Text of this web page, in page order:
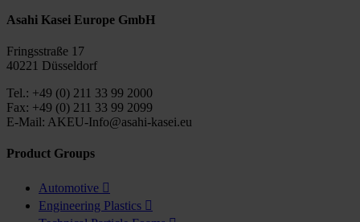
Asahi Kasei Europe GmbH
Fringsstraße 17
40221 Düsseldorf
Tel.: +49 (0) 211 33 99 2000
Fax: +49 (0) 211 33 99 2099
E-Mail: AKEU-Info@asahi-kasei.eu
Product Groups
Automotive 
Engineering Plastics 